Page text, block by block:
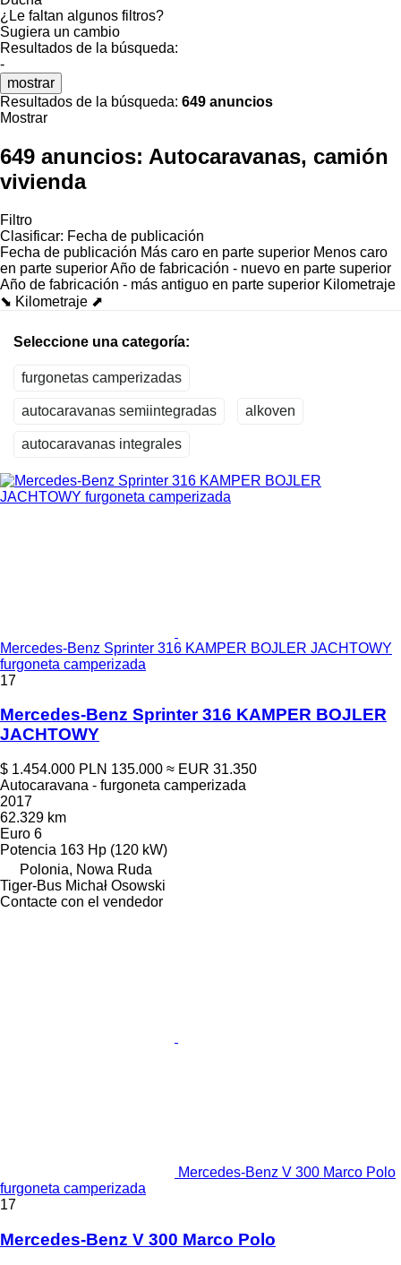
¿Le faltan algunos filtros?
Sugiera un cambio
Resultados de la búsqueda:
-
mostrar
Resultados de la búsqueda: 649 anuncios
Mostrar
649 anuncios: Autocaravanas, camión
vivienda
Filtro
Clasificar: Fecha de publicación
Fecha de publicación Más caro en parte superior Menos caro
en parte superiorAño de fabricación - nuevo en parte superior
Año de fabricación - más antiguo en parte superior Kilometraje
⬊ Kilometraje ⬈
Seleccione una categoría:
furgonetas camperizadas
autocaravanas semiintegradas alkoven
autocaravanas integrales
Mercedes-Benz Sprinter 316 KAMPER BOJLER JACHTOWY
furgoneta camperizada
17
Mercedes-Benz Sprinter 316 KAMPER BOJLER
JACHTOWY
$ 1.454.000 PLN 135.000 ≈ EUR 31.350
Autocaravana - furgoneta camperizada
2017
62.329 km
Euro 6
Potencia 163 Hp (120 kW)
Polonia, Nowa Ruda
Tiger-Bus Michał Osowski
Contacte con el vendedor
Mercedes-Benz V 300 Marco Polo
furgoneta camperizada
17
Mercedes-Benz V 300 Marco Polo